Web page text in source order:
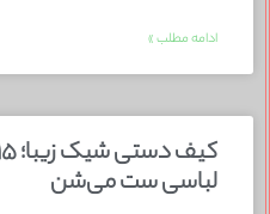
ادامه مطلب »
لباسی ست می‌شن